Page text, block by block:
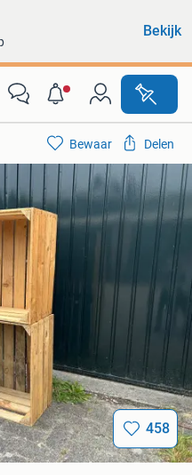
Bekijk
458
Bewaar Delen